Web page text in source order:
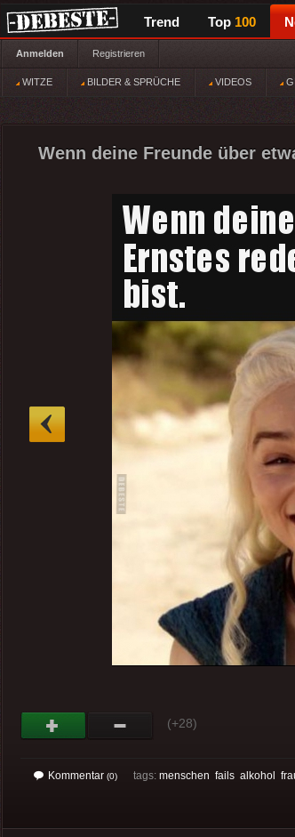
Trend Top 100
Anmelden Registrieren
WITZE BILDER & SPRÜCHE VIDEOS
Wenn deine Freunde über
(+28)
Kommentar (0) tags: menschen fails alkohol